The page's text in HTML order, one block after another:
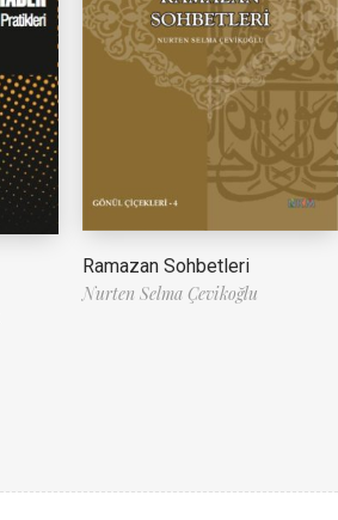
Ramazan Sohbetleri
Nurten Selma Çevikoğlu